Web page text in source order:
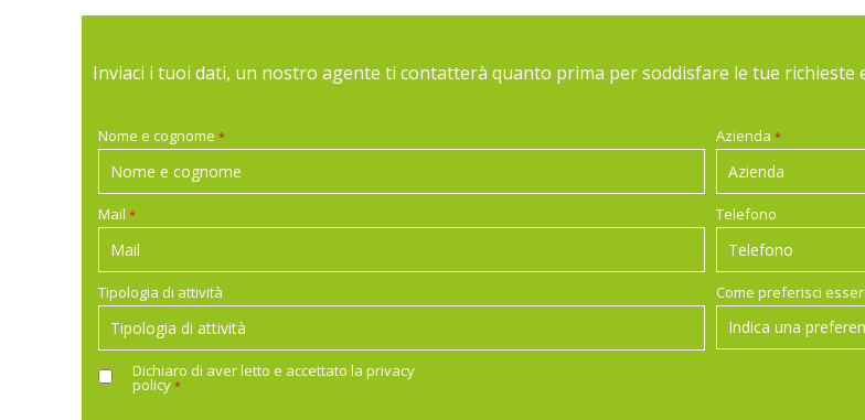
Inviaci i tuoi dati, un nostro agente ti contatterà quanto prima per soddisfare le tue richieste
Nome e cognome* Azienda*
Mail* Telefono
Tipologia di attività Come preferisci
Dichiaro di aver letto e accettato laprivacy
policy *